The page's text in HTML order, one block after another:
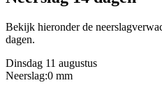
Bekijk hieronder de
dagen.
Dinsdag 11 augustus
Neerslag:0 mm